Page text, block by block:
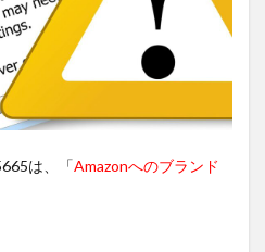
は、「Amazonへのブランド